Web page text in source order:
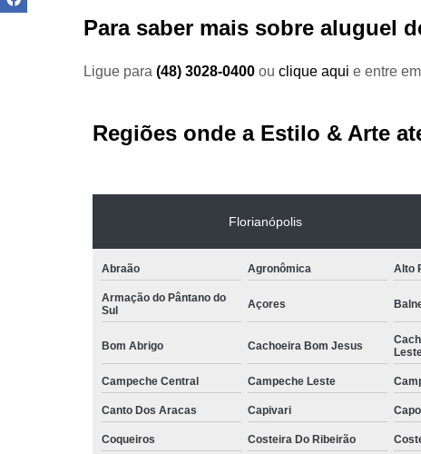
poltronas
Locações
Para saber mais sobre aluguel
Ligue para (48) 3028-0400 ou clique aqui e entre
Regiões onde a Estilo & Arte
Florianópolis
Abraão Agronômica Alto
Armação do Pântano do
Sul
Açores
Bom Abrigo Cachoeira Bom Jesus
Campeche Central Campeche Leste
Canto Dos Aracas Capivari
Coqueiros Costeira Do Ribeirão